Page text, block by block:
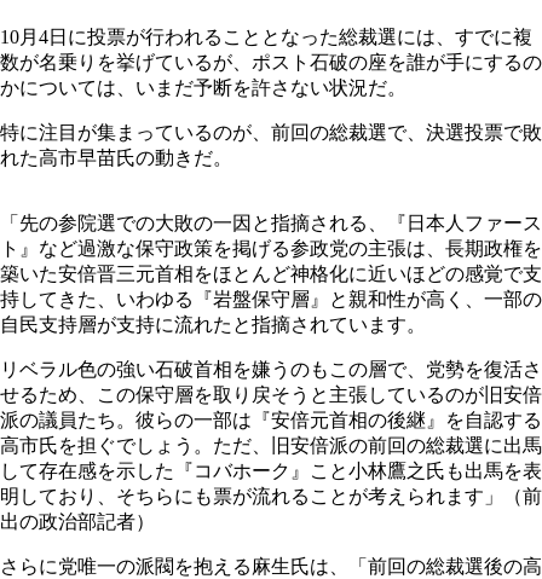
10月4日に投票が行われることとなった総裁選には、すでに複
数が名乗りを挙げているが、ポスト石破の座を誰が手にするの
かについては、いまだ予断を許さない状況だ。
特に注目が集まっているのが、前回の総裁選で、決選投票で敗
れた高市早苗氏の動きだ。
「先の参院選での大敗の一因と指摘される、『日本人ファース
ト』など過激な保守政策を掲げる参政党の主張は、長期政権を
築いた安倍晋三元首相をほとんど神格化に近いほどの感覚で支
持してきた、いわゆる『岩盤保守層』と親和性が高く、一部の
自民支持層が支持に流れたと指摘されています。
リベラル色の強い石破首相を嫌うのもこの層で、党勢を復活さ
せるため、この保守層を取り戻そうと主張しているのが旧安倍
派の議員たち。彼らの一部は『安倍元首相の後継』を自認する
高市氏を担ぐでしょう。ただ、旧安倍派の前回の総裁選に出馬
して存在感を示した『コバホーク』こと小林鷹之氏も出馬を表
明しており、そちらにも票が流れることが考えられます」（前
出の政治部記者）
さらに党唯一の派閥を抱える麻生氏は、「前回の総裁選後の高